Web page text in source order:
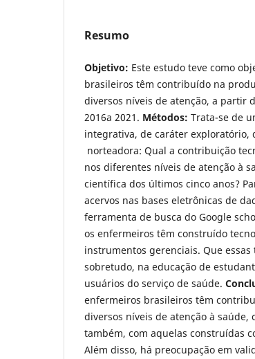
Resumo
Objetivo: Este estudo teve como
brasileiros têm contribuído na
diversos níveis de atenção, a partir
2016a 2021. Métodos: Trata-se de
integrativa, de caráter
norteadora: Qual a contribuição
nos diferentes níveis de atenção à
científica dos últimos cinco anos?
acervos nas bases eletrônicas de
ferramenta de busca do Google
os enfermeiros têm construído
instrumentos gerenciais. Que
sobretudo, na educação de
usuários do serviço de saúde.
enfermeiros brasileiros têm
diversos níveis de atenção à
também, com aquelas construídas
Além disso, há preocupação em